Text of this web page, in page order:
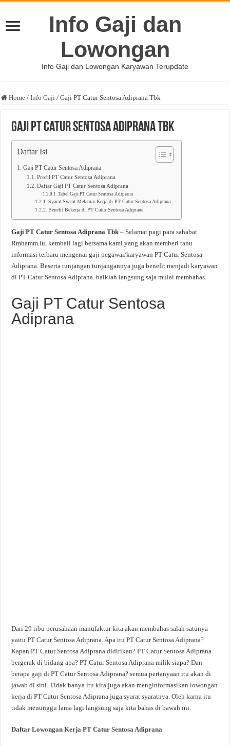
Info Gaji dan
Lowongan
Info Gaji dan Lowongan Karyawan Terupdate
Home / Info Gaji / Gaji PT Catur Sentosa Adiprana Tbk
Gaji PT Catur Sentosa Adiprana Tbk
Daftar Isi
Gaji PT Catur Sentosa Adiprana
Profil PT Catur Sentosa Adiprana
Daftar Gaji PT Catur Sentosa Adiprana
Tabel Gaji PT Catur Sentosa Adiprana
Syarat Syarat Melamar Kerja di PT Catur Sentosa Adiprana
Benefit Bekerja di PT Catur Sentosa Adiprana
Gaji PT Catur Sentosa Adiprana Tbk –Selamat pagi para sahabat
Rmhamm.lu, kembali lagi bersama kami yang akan memberi tahu
informasi terbaru mengenai gaji pegawai/karyawan PT Catur Sentosa
Adiprana. Beserta tunjangan tunjangannya juga benefit menjadi karyawan
di PT Catur Sentosa Adiprana. baiklah langsung saja mulai membahas.
Gaji PT Catur Sentosa
Adiprana
Dari 29 ribu perusahaan manufaktur kita akan membahas salah satunya
yaitu PT Catur Sentosa Adiprana. Apa itu PT Catur Sentosa Adiprana?
Kapan PT Catur Sentosa Adiprana didirikan? PT Catur Sentosa Adiprana
bergerak di bidang apa? PT Catur Sentosa Adiprana milik siapa? Dan
berapa gaji di PT Catur Sentosa Adiprana? semua pertanyaan itu akan di
jawab di sini. Tidak hanya itu kita juga akan menginformasikan lowongan
kerja di PT Catur Sentosa Adiprana juga syarat syaratnya. Oleh karna itu
tidak menunggu lama lagi langsung saja kita bahas di bawah ini.
Daftar Lowongan Kerja PT Catur Sentosa Adiprana